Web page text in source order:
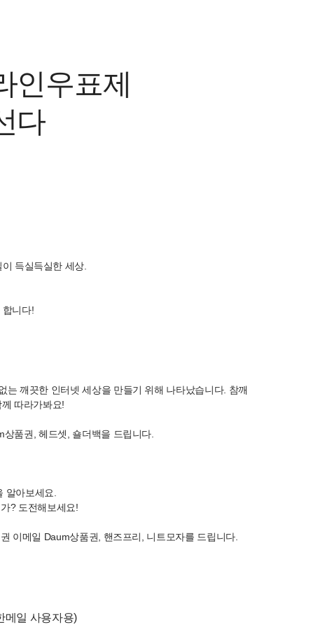
인우표제
다
득실득실한 세상.
합니다!
깨끗한 인터넷 세상을 만들기 위해 나타났습니다. 참깨
따라가봐요!
품권, 헤드셋, 숄더백을 드립니다.
알아보세요.
? 도전해보세요!
이메일 Daum상품권, 핸즈프리, 니트모자를 드립니다.
메일 사용자용)